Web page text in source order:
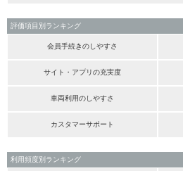
評価項目別ランキング
会員手続きのしやすさ
サイト・アプリの充実度
車両利用のしやすさ
カスタマーサポート
利用頻度別ランキング